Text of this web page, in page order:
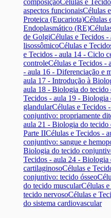
aspectos funcionaisCélulas
Proteica (Eucariota)Células
Endoplasmático (RE)
de GolgiCélulas e Tecidos -
lisossômicoCélulas e
e Tecidos - aula 14 - Ciclo
controleCélulas e Tecidos -
- aula 16 - Diferenciação e
aula 17 - Introdução à
aula 18 - Biologia do tecido
Tecidos - aula 19 - Biologia
glandularCélulas e Tecidos
conjuntivo: propriamente
aula 21 - Biologia do
Parte IICélulas e Tecidos -
conjuntivo: sangue e
Biologia do tecido
Tecidos - aula 24 -
cartilaginosoCélulas e
conjuntivo: tecido ósseo
do tecido muscularCélulas
tecido nervosoCélulas e
do sistema cardiovascular